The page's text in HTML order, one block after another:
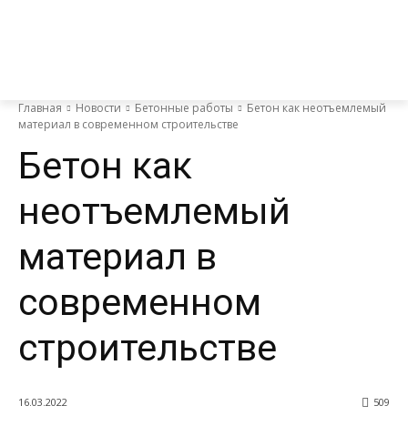
Главная Новости Бетонные работы
Бетон как неотъемлемый
материал в современном строительстве
Бетон как
неотъемлемый
материал в
современном
строительстве
16.03.2022 509